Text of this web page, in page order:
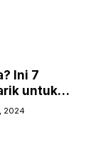
Ini 7
untuk
2024